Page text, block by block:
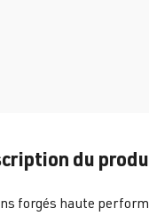
du
forgés haute